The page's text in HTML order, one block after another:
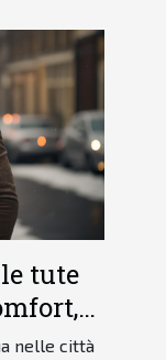
tute
nelle città